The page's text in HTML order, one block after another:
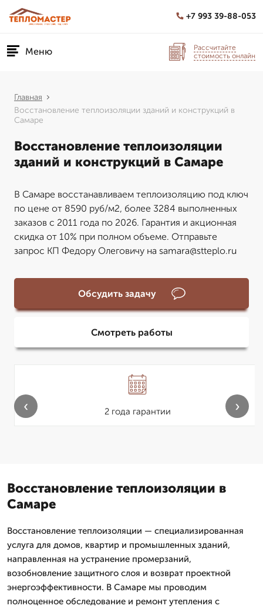
+7 993 39-88-053
Меню
Рассчитайте
стоимость онлайн
Главная
Восстановление теплоизоляции зданий и конструкций в
Самаре
Восстановление теплоизоляции
зданий и конструкций в Самаре
В Самаре восстанавливаем теплоизоляцию под ключ
по цене от 8590 руб/м2, более 3284 выполненных
заказов с 2011 года по 2026. Гарантия и акционная
скидка от 10% при полном объеме. Отправьте
запрос КП Федору Олеговичу на samara@stteplo.ru
Обсудить задачу
Смотреть работы
2 года гарантии
‹ ›
Восстановление теплоизоляции в
Самаре
Восстановление теплоизоляции — специализированная
услуга для домов, квартир и промышленных зданий,
направленная на устранение промерзаний,
возобновление защитного слоя и возврат проектной
энергоэффективности. В Самаре мы проводим
полноценное обследование и ремонт утепления с